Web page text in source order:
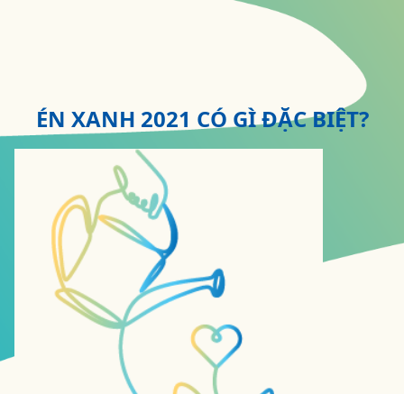
ÉN XANH 2021 CÓ GÌ ĐẶC BIỆT?